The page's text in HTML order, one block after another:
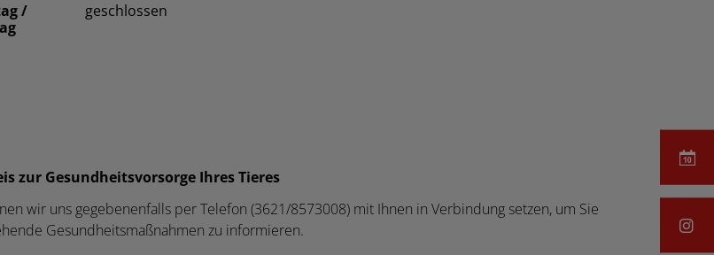
/
geschlossen
zur Gesundheitsvorsorge Ihres Tieres
wir uns gegebenenfalls per Telefon (3621/8573008) mit Ihnen in Verbindung setzen, um Sie
Gesundheitsmaßnahmen zu informieren.